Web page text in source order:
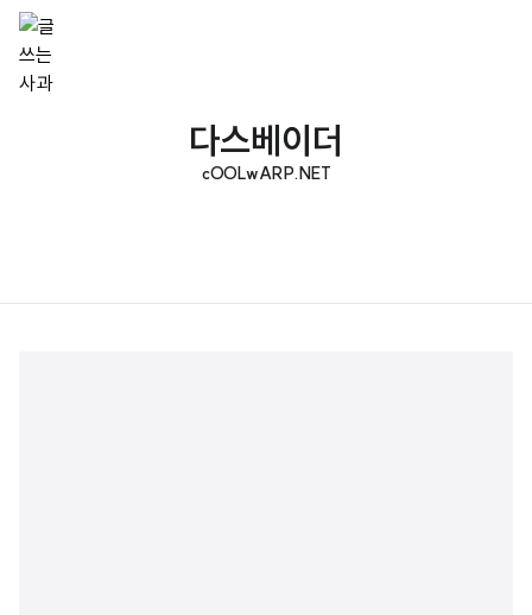
다스베이더
cOOLwARP.NET